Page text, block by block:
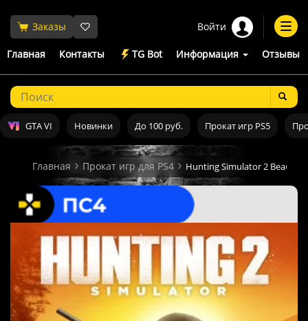
Заказы Войти
Главная Контакты TG Bot Информация Отзывы
GTA VI Новинки До 100 руб. Прокат игр PS5
Главная Прокат игр для PS4 Hunting Simulator 2 Bear